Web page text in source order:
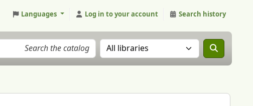
Languages Log in to your account Search history
Search the catalog in: